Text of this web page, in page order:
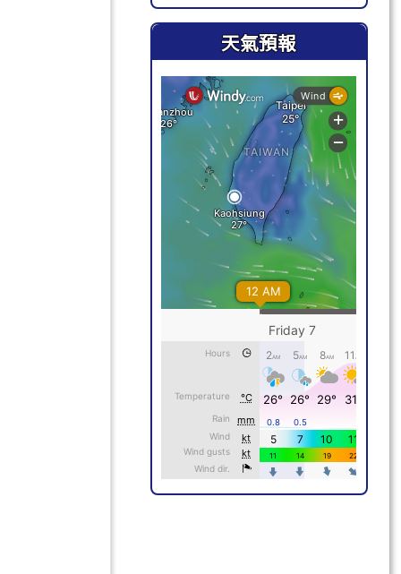
天氣預報